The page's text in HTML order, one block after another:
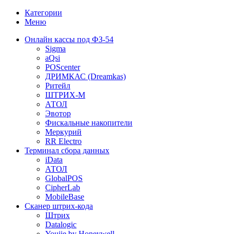
Категории
Меню
Онлайн кассы под ФЗ-54
Sigma
aQsi
POScenter
ДРИМКАС (Dreamkas)
Ритейл
ШТРИХ-М
АТОЛ
Эвотор
Фискальные накопители
Меркурий
RR Electro
Терминал сбора данных
iData
АТОЛ
GlobalPOS
CipherLab
MobileBase
Сканер штрих-кода
Штрих
Datalogic